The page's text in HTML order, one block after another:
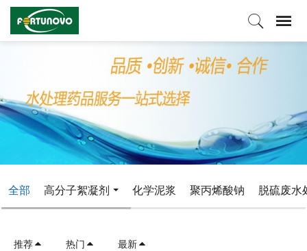
全部 高分子絮凝剂 化学泥浆 聚丙烯酸钠 脱硫废水
推荐 热门 最新